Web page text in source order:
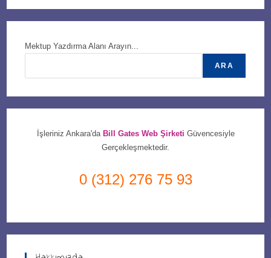
Mektup Yazdırma Alanı Arayın...
ARA
İşleriniz Ankara'da Bill Gates Web Şirketi Güvencesiyle
Gerçekleşmektedir.
0 (312) 276 75 93